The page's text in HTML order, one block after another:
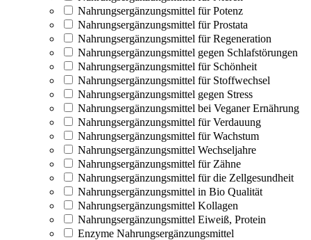
Nahrungsergänzungsmittel für Potenz
Nahrungsergänzungsmittel für Prostata
Nahrungsergänzungsmittel für Regeneration
Nahrungsergänzungsmittel gegen Schlafstörungen
Nahrungsergänzungsmittel für Schönheit
Nahrungsergänzungsmittel für Stoffwechsel
Nahrungsergänzungsmittel gegen Stress
Nahrungsergänzungsmittel bei Veganer Ernährung
Nahrungsergänzungsmittel für Verdauung
Nahrungsergänzungsmittel für Wachstum
Nahrungsergänzungsmittel Wechseljahre
Nahrungsergänzungsmittel für Zähne
Nahrungsergänzungsmittel für die Zellgesundheit
Nahrungsergänzungsmittel in Bio Qualität
Nahrungsergänzungsmittel Kollagen
Nahrungsergänzungsmittel Eiweiß, Protein
Enzyme Nahrungsergänzungsmittel